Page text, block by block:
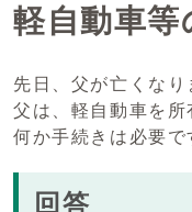
軽自動車等
先日、父が亡くなり
父は、軽自動車を所
何か手続きは必要で
回答